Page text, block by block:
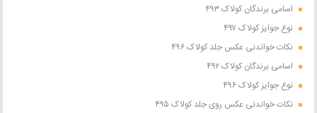
اسامی برندگان کولاک ۴۹۳
نوع جوایز کولاک ۴۹۷
نکات خواندنی عکس جلد کولاک ۴۹۶
اسامی برندگان کولاک ۴۹۲
نوع جوایز کولاک ۴۹۶
نکات خواندنی عکس روی جلد کولاک ۴۹۵